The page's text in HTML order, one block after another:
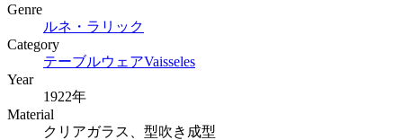
Genre
ルネ・ラリック
Category
テーブルウェアVaisseles
Year
1922年
Material
クリアガラス、型吹き成型